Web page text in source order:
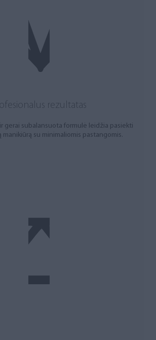
rezultatas
gerai subalansuota formulė leidžia pasiekti
manikiūrą su minimaliomis pastangomis.